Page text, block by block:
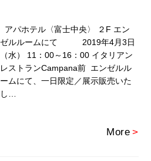
アパホテル〈富士中央〉 ２F エン
ゼルルームにて 2019年4月3日
（水） 11：00～16：00 イタリアン
レストランCampana前 エンゼルル
ームにて、一日限定／展示販売いた
し…
More >